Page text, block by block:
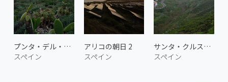
プンタ・デル・イダルゴの海岸
スペイン
アリコの朝日 2
スペイン
サンタ・クルス・デ・テネリフェ 3
スペイン